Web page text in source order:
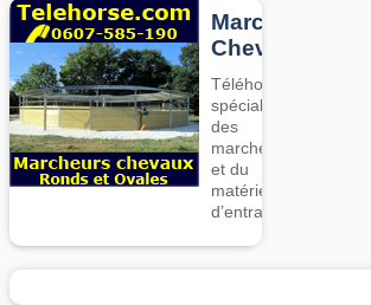
Marcheurs
Chevaux
Téléhorse,
spécialiste
des
marcheurs
et du
matériel
d’entrainement